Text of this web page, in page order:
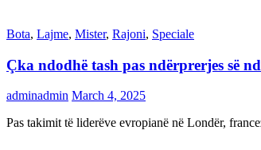
Bota, Lajme, Mister, Rajoni, Speciale
Çka ndodhë tash pas ndërprerjes së
adminadmin March 4, 2025
Pas takimit të liderëve evropianë në Londër,